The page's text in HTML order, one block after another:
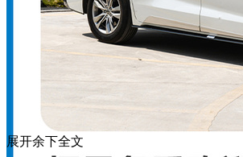
展开余下全文